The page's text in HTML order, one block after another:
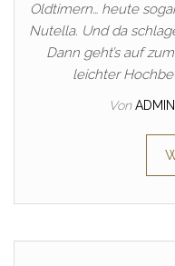
Oldtimern… heute
Nutella. Und da
Dann geht’s auf
leichter
Von ADMIN